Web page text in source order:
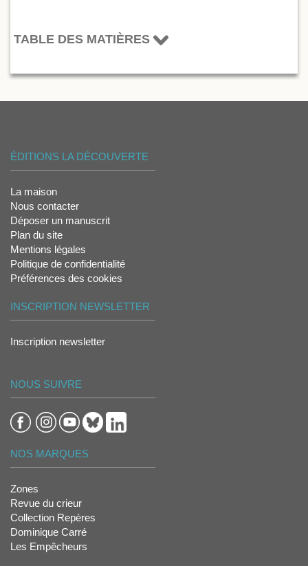
TABLE DES MATIÈRES
ÉDITIONS LA DÉCOUVERTE
La maison
Nous contacter
Déposer un manuscrit
Plan du site
Mentions légales
Politique de confidentialité
Préférences des cookies
INSCRIPTION NEWSLETTER
Inscription newsletter
NOUS SUIVRE
NOS MARQUES
Zones
Revue du crieur
Collection Repères
Dominique Carré
Les Empêcheurs